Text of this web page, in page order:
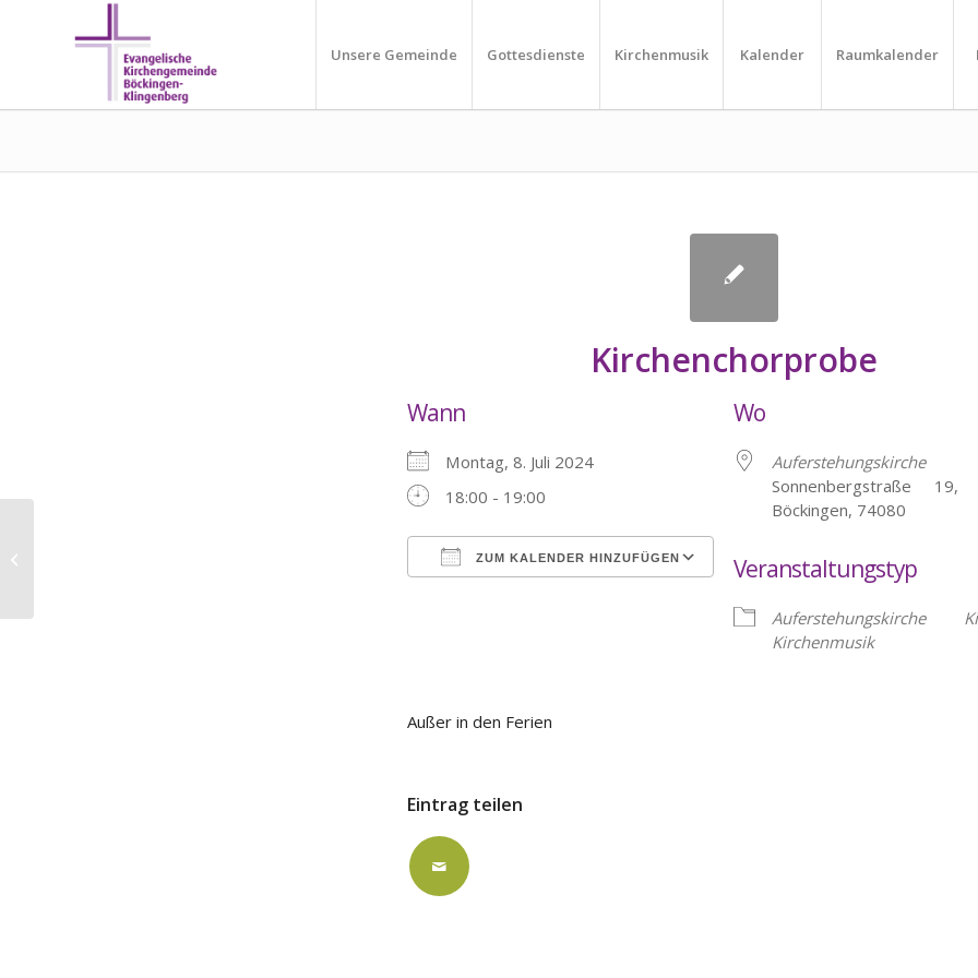
Unsere Gemeinde Gottesdienste Kirchenmusik Kalender Raumkalender
Kirchenchorprobe
Wann
Montag, 8. Juli 2024
18:00 - 19:00
ZUM KALENDER HINZUFÜGEN
Wo
Auferstehungskirche
Sonnenbergstraße 19,
Böckingen, 74080
Veranstaltungstyp
Auferstehungskirche
Kirchenmusik
Außer in den Ferien
Eintrag teilen